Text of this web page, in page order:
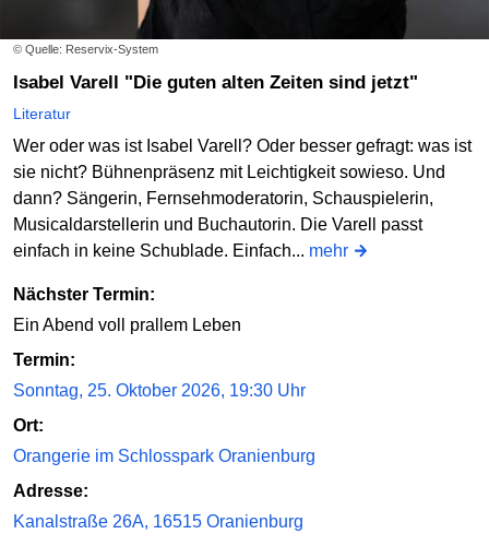
© Quelle: Reservix-System
Isabel Varell "Die guten alten Zeiten sind jetzt"
Literatur
Wer oder was ist Isabel Varell? Oder besser gefragt: was ist
sie nicht? Bühnenpräsenz mit Leichtigkeit sowieso. Und
dann? Sängerin, Fernsehmoderatorin, Schauspielerin,
Musicaldarstellerin und Buchautorin. Die Varell passt
einfach in keine Schublade. Einfach... mehr
Nächster Termin:
Ein Abend voll prallem Leben
Termin:
Sonntag, 25. Oktober 2026, 19:30 Uhr
Ort:
Orangerie im Schlosspark Oranienburg
Adresse:
Kanalstraße 26A, 16515 Oranienburg